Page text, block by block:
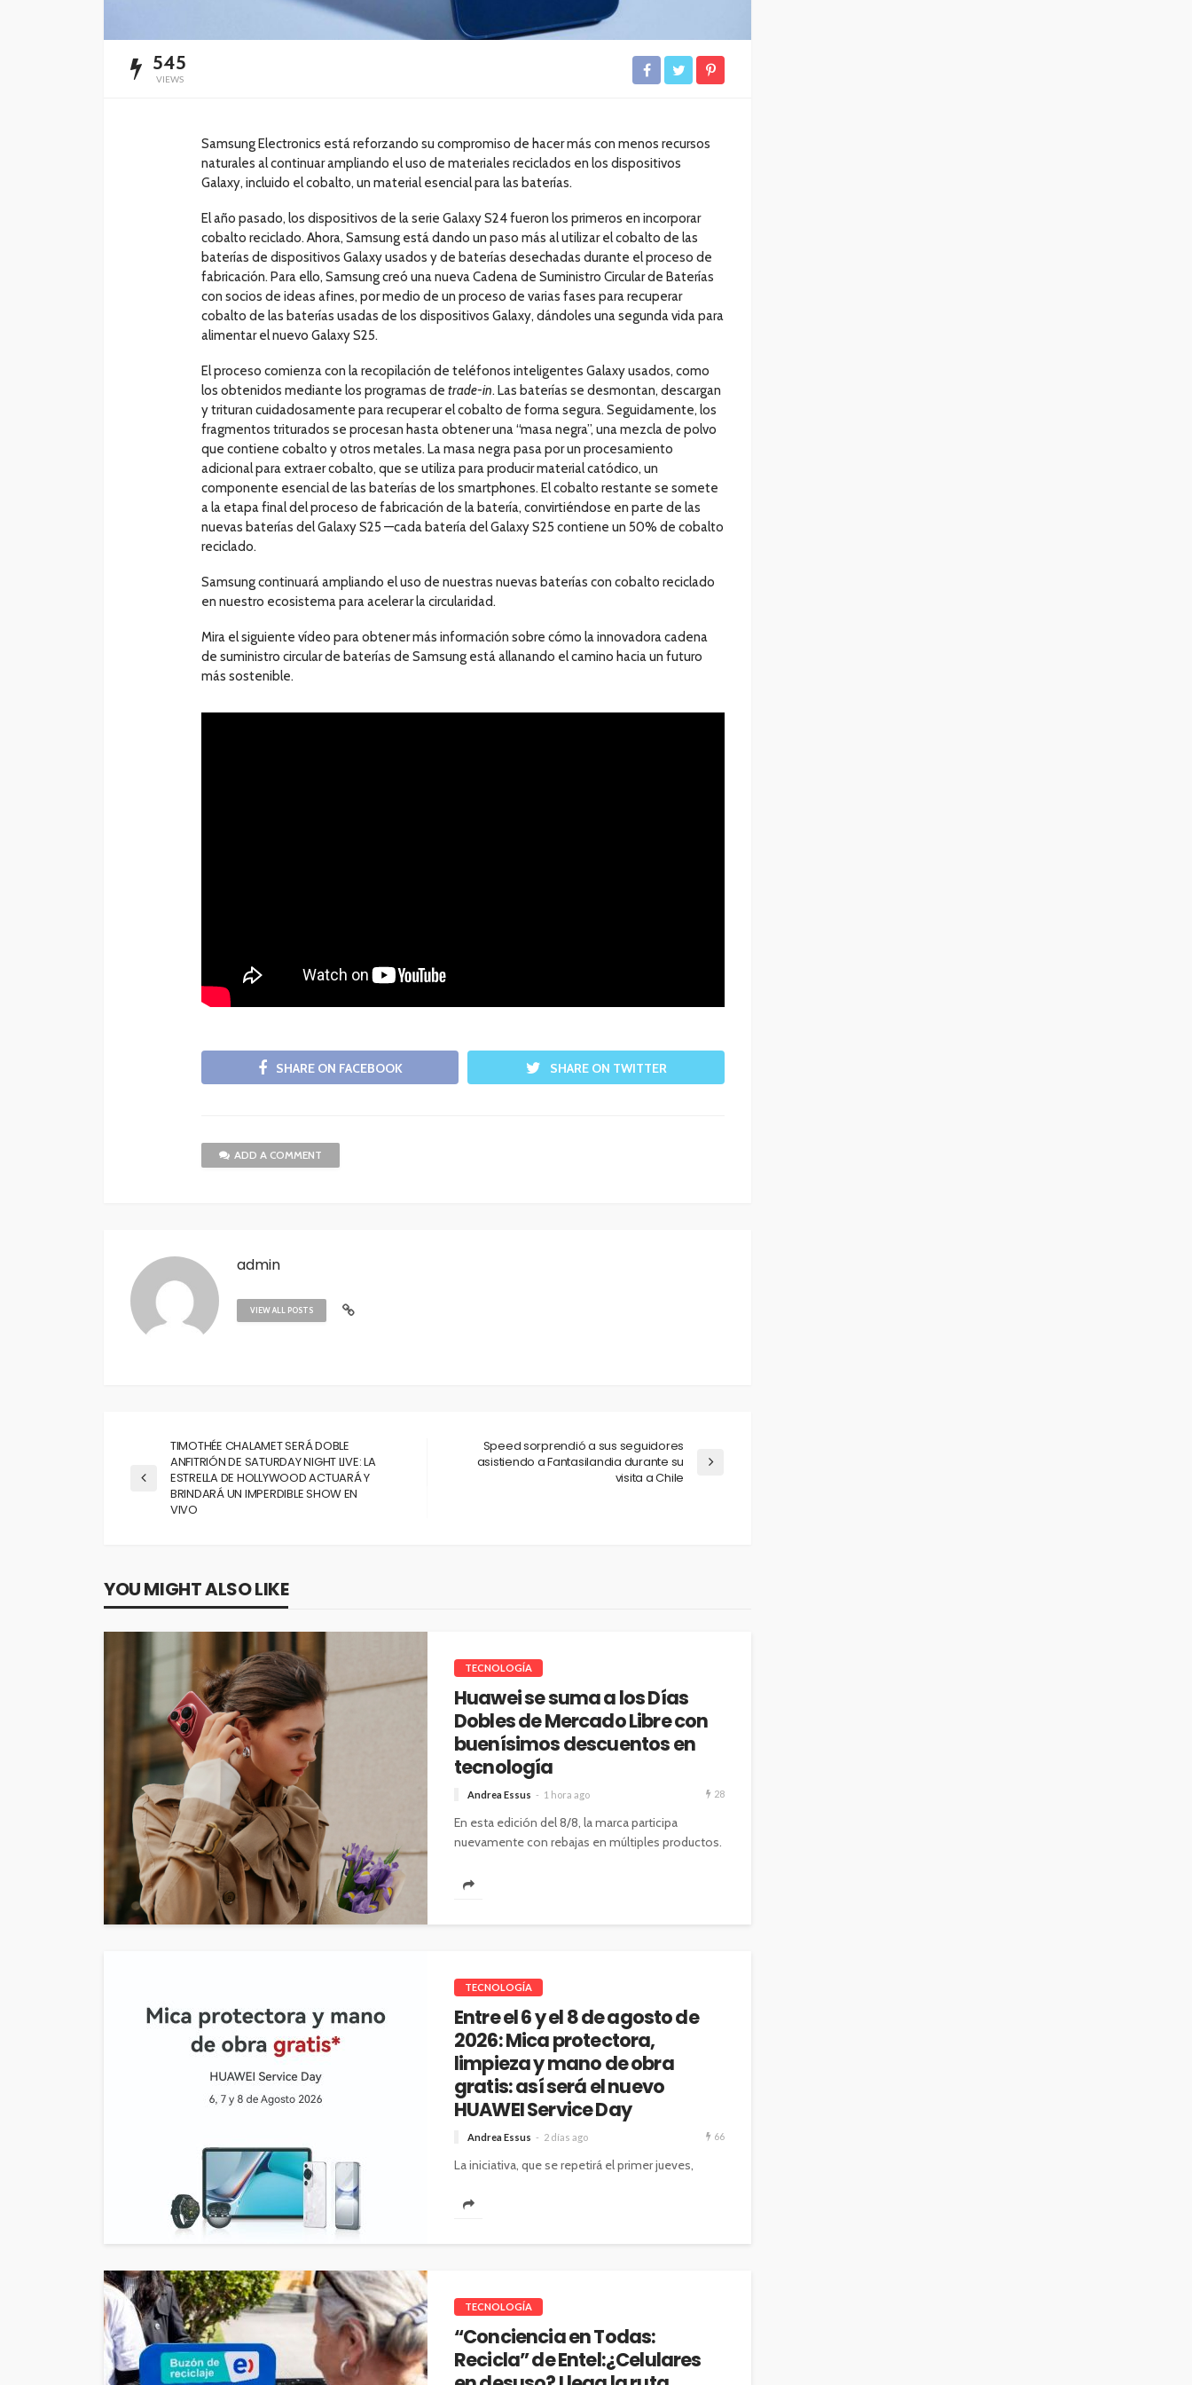
545
VIEWS
Samsung Electronics está reforzando su compromiso de hacer más con menos recursos
naturales al continuar ampliando el uso de materiales reciclados en los dispositivos
Galaxy, incluido el cobalto, un material esencial para las baterías.
El año pasado, los dispositivos de la serie Galaxy S24 fueron los primeros en incorporar
cobalto reciclado. Ahora, Samsung está dando un paso más al utilizar el cobalto de las
baterías de dispositivos Galaxy usados y de baterías desechadas durante el proceso de
fabricación. Para ello, Samsung creó una nueva Cadena de Suministro Circular de Baterías
con socios de ideas afines, por medio de un proceso de varias fases para recuperar
cobalto de las baterías usadas de los dispositivos Galaxy, dándoles una segunda vida para
alimentar el nuevo Galaxy S25.
El proceso comienza con la recopilación de teléfonos inteligentes Galaxy usados, como
los obtenidos mediante los programas de trade-in. Las baterías se desmontan, descargan
y trituran cuidadosamente para recuperar el cobalto de forma segura. Seguidamente, los
fragmentos triturados se procesan hasta obtener una “masa negra”, una mezcla de polvo
que contiene cobalto y otros metales. La masa negra pasa por un procesamiento
adicional para extraer cobalto, que se utiliza para producir material catódico, un
componente esencial de las baterías de los smartphones. El cobalto restante se somete
a la etapa final del proceso de fabricación de la batería, convirtiéndose en parte de las
nuevas baterías del Galaxy S25 —cada batería del Galaxy S25 contiene un 50% de cobalto
reciclado.
Samsung continuará ampliando el uso de nuestras nuevas baterías con cobalto reciclado
en nuestro ecosistema para acelerar la circularidad.
Mira el siguiente vídeo para obtener más información sobre cómo la innovadora cadena
de suministro circular de baterías de Samsung está allanando el camino hacia un futuro
más sostenible.
SHARE ON FACEBOOK SHARE ON TWITTER
ADD A COMMENT
admin
VIEW ALL POSTS
TIMOTHÉE CHALAMET SERÁ DOBLE
ANFITRIÓN DE SATURDAY NIGHT LIVE: LA
ESTRELLA DE HOLLYWOOD ACTUARÁ Y
BRINDARÁ UN IMPERDIBLE SHOW EN
VIVO
Speed sorprendió a sus seguidores
asistiendo a Fantasilandia durante su
visita a Chile
YOU MIGHT ALSO LIKE
TECNOLOGÍA
Huawei se suma a los Días
Dobles de Mercado Libre con
buenísimos descuentos en
tecnología
Andrea Essus 1 hora ago 28
En esta edición del 8/8, la marca participa
nuevamente con rebajas en múltiples productos.
TECNOLOGÍA
Entre el 6 y el 8 de agosto de
2026: Mica protectora,
limpieza y mano de obra
gratis: así será el nuevo
HUAWEI Service Day
Andrea Essus 2 días ago 66
La iniciativa, que se repetirá el primer jueves,
2026, permitirá acceder...
TECNOLOGÍA
“Conciencia en Todas:
Recicla” de Entel:¿Celulares